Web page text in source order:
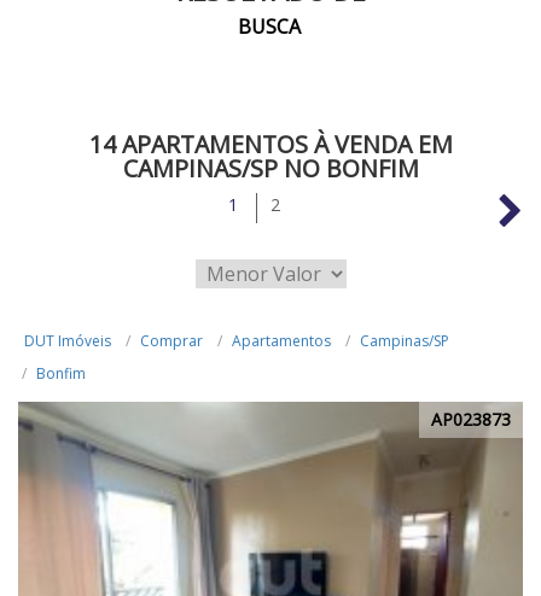
BUSCA
14 APARTAMENTOS À VENDA EM
CAMPINAS/SP NO BONFIM
1 2
DUT Imóveis Comprar Apartamentos
Campinas/SP
Bonfim
AP023873